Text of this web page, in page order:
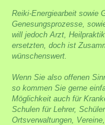
Reiki-Energiearbeit sowie
Genesungsprozesse,
will jedoch Arzt,
ersetzten, doch ist
wünschenswert.
Wenn Sie also offenen
so kommen Sie gerne
Möglichkeit auch für
Schulen für Lehrer,
Ortsverwaltungen,